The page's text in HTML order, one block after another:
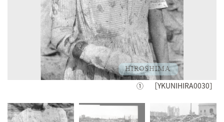
① ［YKUNIHIRA0030］